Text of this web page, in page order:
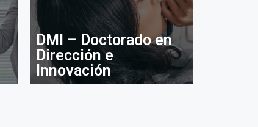
DMI – Doctorado en
Dirección e
Innovación